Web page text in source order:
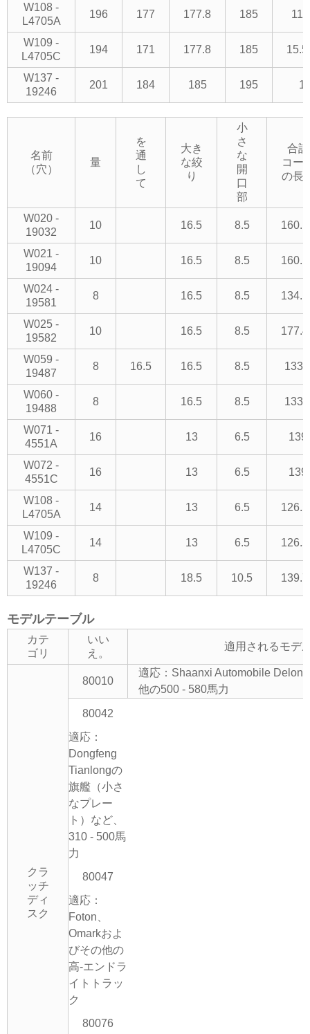
W108 -
L4705A
196 177 177.8 185
W109 -
L4705C
194 171 177.8 185
W137 -
19246
201 184 185 195
名前
（穴）
量
を
通
し
て
大き
な絞
り
小
さ
な
開
口
部
合計
コー
の長
W020 -
19032
10 16.5 8.5
W021 -
19094
10 16.5 8.5
W024 -
19581
8 16.5 8.5
W025 -
19582
10 16.5 8.5
W059 -
19487
8 16.5 16.5 8.5
W060 -
19488
8 16.5 8.5
W071 -
4551A
16 13 6.5 139
W072 -
4551C
16 13 6.5 139
W108 -
L4705A
14 13 6.5
W109 -
L4705C
14 13 6.5
W137 -
19246
8 18.5 10.5
モデルテーブル
カテ
ゴリ
いい
え。
適用されるモデ
クラ
ッチ
ディ
スク
80010
適応：Shaanxi Automobile
他の500 - 580馬力
80042
適応：
Dongfeng
Tianlongの
旗艦（小さ
なプレー
ト）など、
310 - 500馬
力
80047
適応：
Foton、
Omarkおよ
びその他の
高-エンドラ
イトトラッ
ク
80076